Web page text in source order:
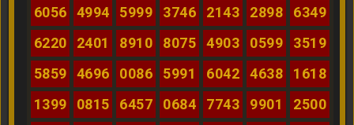
6056
4994 5999 3746 2143 2898
6349
6220
2401 8910 8075 4903 0599
3519
5859
4696 0086 5991 6042 4638
1618
1399
0815 6457 0684 7743 9901
2500